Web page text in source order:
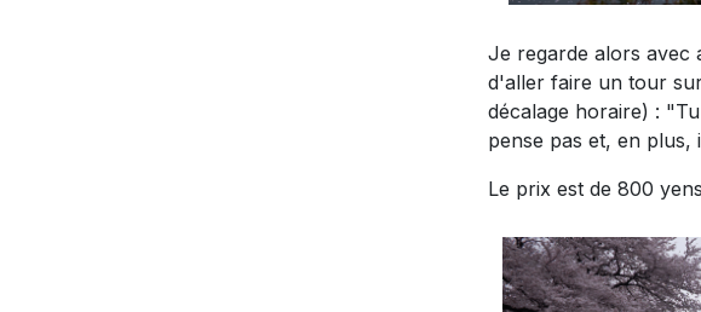
Je regarde alors avec
d'aller faire un tour
décalage horaire) :
pense pas et, en plus,
Le prix est de 800